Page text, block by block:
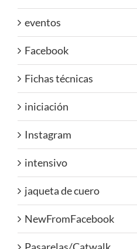
eventos
Facebook
Fichas técnicas
iniciación
Instagram
intensivo
jaqueta de cuero
NewFromFacebook
Pasarelas/Catwalk